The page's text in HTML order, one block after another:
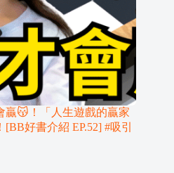
贏😽！「人生遊戲的贏家
好書介紹 EP.52] #吸引